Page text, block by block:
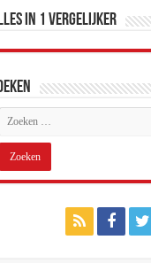
in 1 Vergelijker